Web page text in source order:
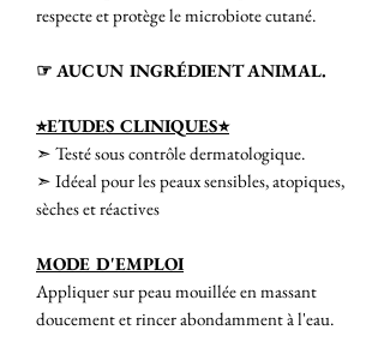
respecte et protège le microbiote cutané.
☞ AUCUN INGRÉDIENT ANIMAL.
⭐︎ETUDES CLINIQUES⭐︎
➣ Testé sous contrôle dermatologique.
➣ Idéeal pour les peaux sensibles, atopiques,
sèches et réactives
MODE D'EMPLOI
Appliquer sur peau mouillée en massant
doucement et rincer abondamment à l'eau.